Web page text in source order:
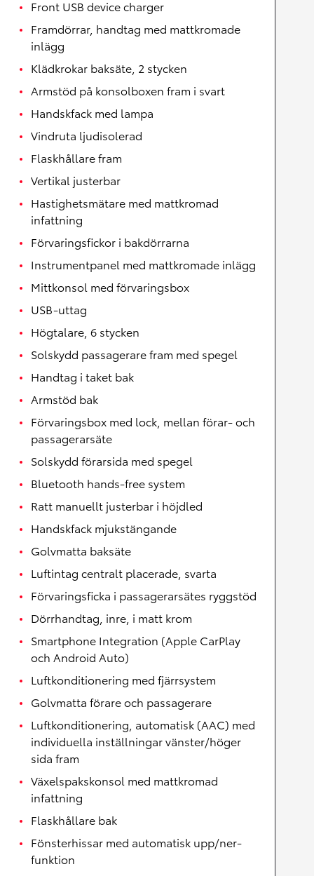
Front USB device charger
Framdörrar, handtag med mattkromade
inlägg
Klädkrokar baksäte, 2 stycken
Armstöd på konsolboxen fram i svart
Handskfack med lampa
Vindruta ljudisolerad
Flaskhållare fram
Vertikal justerbar
Hastighetsmätare med mattkromad
infattning
Förvaringsfickor i bakdörrarna
Instrumentpanel med mattkromade inlägg
Mittkonsol med förvaringsbox
USB-uttag
Högtalare, 6 stycken
Solskydd passagerare fram med spegel
Handtag i taket bak
Armstöd bak
Förvaringsbox med lock, mellan förar- och
passagerarsäte
Solskydd förarsida med spegel
Bluetooth hands-free system
Ratt manuellt justerbar i höjdled
Handskfack mjukstängande
Golvmatta baksäte
Luftintag centralt placerade, svarta
Förvaringsficka i passagerarsätes ryggstöd
Dörrhandtag, inre, i matt krom
Smartphone Integration (Apple CarPlay
och Android Auto)
Luftkonditionering med fjärrsystem
Golvmatta förare och passagerare
Luftkonditionering, automatisk (AAC) med
individuella inställningar vänster/höger
sida fram
Växelspakskonsol med mattkromad
infattning
Flaskhållare bak
Fönsterhissar med automatisk upp/ner-
funktion